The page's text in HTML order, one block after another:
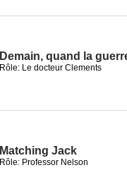
Demain, quand la
Rôle: Le docteur Clements
Matching Jack
Rôle: Professor Nelson